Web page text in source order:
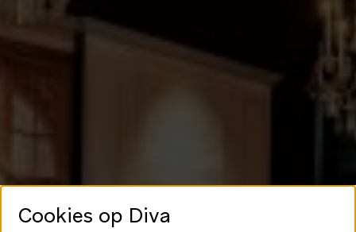
Cookies op Diva